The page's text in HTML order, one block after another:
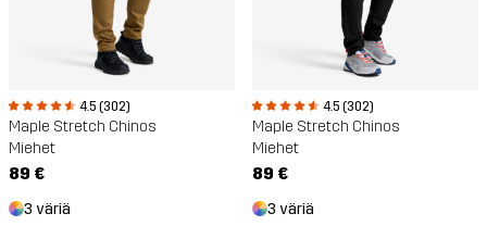
4.5 (302)
Maple Stretch Chinos
Miehet
89 €
3 väriä
4.5 (302)
Maple Stretch Chinos
Miehet
89 €
3 väriä